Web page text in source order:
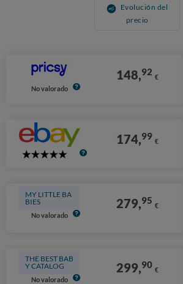
Evolución del
precio
No valorado
148,92 €
5
174,99 €
MY LITTLE BA
BIES
No valorado
279,95 €
THE BEST BAB
Y CATALOG
No valorado
299,90 €